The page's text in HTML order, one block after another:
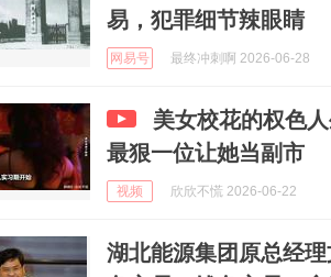
易，犯罪细节辣眼睛
网易号 最终冲刺啊 2026-06-28
美女校花的权色
最狠一位让她当副市
视频 欣欣不慌 2026-06-22
湖北能源集团原总经